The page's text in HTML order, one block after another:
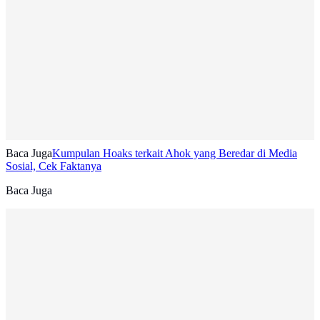
Baca JugaKumpulan Hoaks terkait Ahok yang Beredar di Media
Sosial, Cek Faktanya
Baca Juga